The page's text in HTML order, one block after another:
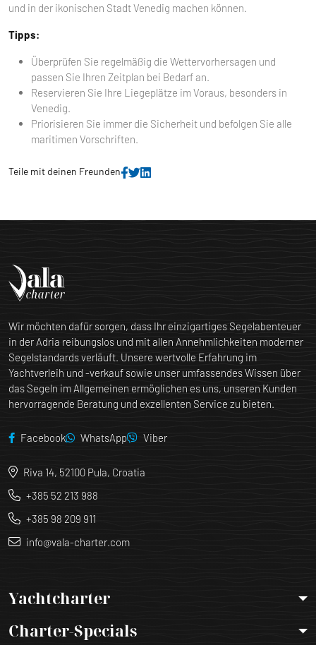
und in der ikonischen Stadt Venedig machen können.
Tipps:
Überprüfen Sie regelmäßig die Wettervorhersagen und
passen Sie Ihren Zeitplan bei Bedarf an.
Reservieren Sie Ihre Liegeplätze im Voraus, besonders in
Venedig.
Priorisieren Sie immer die Sicherheit und befolgen Sie alle
maritimen Vorschriften.
Teile mit deinen Freunden
Wir möchten dafür sorgen, dass Ihr einzigartiges Segelabenteuer
in der Adria reibungslos und mit allen Annehmlichkeiten moderner
Segelstandards verläuft. Unsere wertvolle Erfahrung im
Yachtverleih und -verkauf sowie unser umfassendes Wissen über
das Segeln im Allgemeinen ermöglichen es uns, unseren Kunden
hervorragende Beratung und exzellenten Service zu bieten.
Facebook WhatsApp Viber
Riva 14, 52100 Pula, Croatia
+385 52 213 988
+385 98 209 911
info@vala-charter.com
Yachtcharter
Charter-Specials